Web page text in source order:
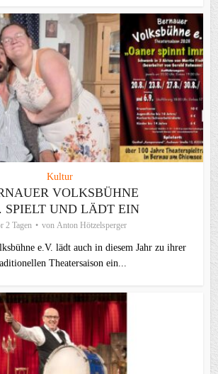
Kultur
VOLKSBÜHNE
SPIELT UND LÄDT EIN
2 Tagen von Anton Hötzelsperger
e.V. lädt auch in diesem Jahr zu ihrer
Theater­saison ein...